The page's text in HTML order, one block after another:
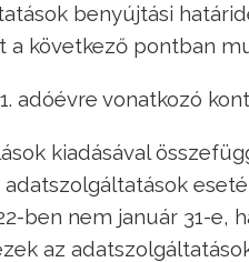
benyújtási
a következő pontban
adóévre vonatkozó
kiadásával
ben nem január 31-e,
az